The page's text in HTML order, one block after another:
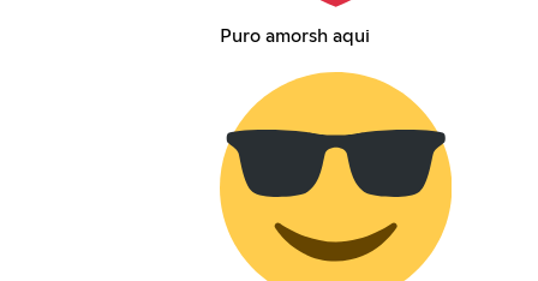
Puro amorsh aqui